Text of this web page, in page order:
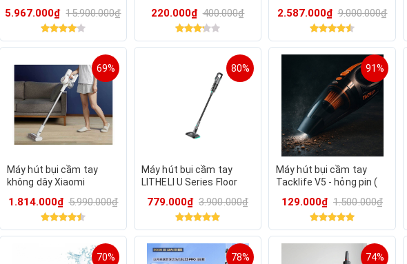
bạc, bản Q.Tế
5.967.000₫ 15.900.000₫
lọc gió Mova X40 Pro
220.000₫ 400.000₫
giặt giẻ, lau 150m2
2.587.000₫ 9.000.000₫
69%
Máy hút bụi cầm tay
không dây Xiaomi
12000Pa
1.814.000₫ 5.990.000₫
80%
Máy hút bụi cầm tay
LITHELI U Series Floor
4000mAh
779.000₫ 3.900.000₫
91%
Máy hút bụi cầm tay
Tacklife V5 - hỏng pin (
129.000₫ 1.500.000₫
70% 78% 74%